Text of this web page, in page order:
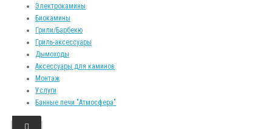
Электрокамины
Биокамины
Грили/Барбекю
Гриль-аксессуары
Дымоходы
Аксессуары для каминов
Монтаж
Услуги
Банные печи "Атмосфера"